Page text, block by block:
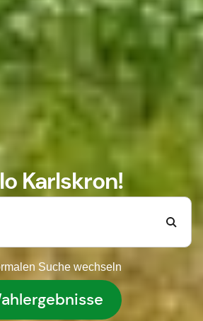
Karlskron!
Suche wechseln